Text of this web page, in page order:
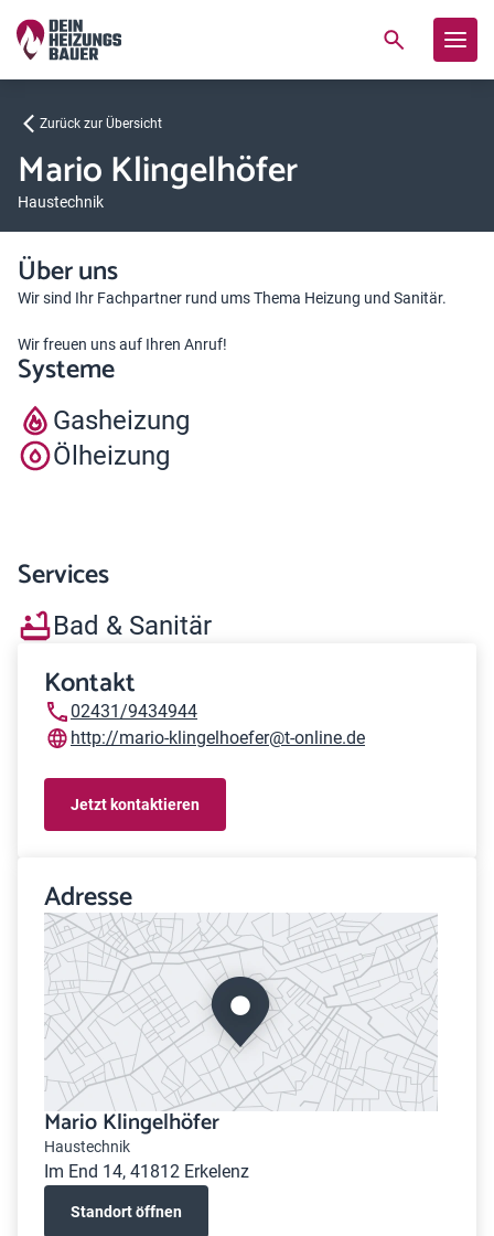
Zurück zur Übersicht
Mario Klingelhöfer
Haustechnik
Über uns
Wir sind Ihr Fachpartner rund ums Thema Heizung und Sanitär.
Wir freuen uns auf Ihren Anruf!
Systeme
Gasheizung
Ölheizung
Services
Bad & Sanitär
Kontakt
02431/9434944
http://mario-klingelhoefer@t-online.de
Jetzt kontaktieren
Adresse
Mario Klingelhöfer
Haustechnik
Im End 14, 41812 Erkelenz
Standort öffnen